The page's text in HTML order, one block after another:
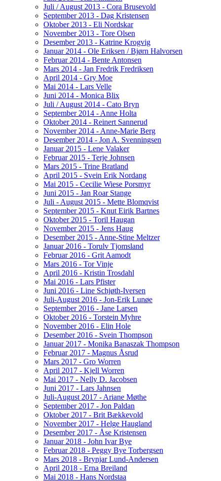
Juli / August 2013 - Cora Brusevold
September 2013 - Dag Kristensen
Oktober 2013 - Eli Nordskar
November 2013 - Tore Olsen
Desember 2013 - Katrine Krogvig
Januar 2014 - Ole Eriksen / Bjørn Halvorsen
Februar 2014 - Bente Antonsen
Mars 2014 - Jan Fredrik Fredriksen
April 2014 - Gry Moe
Mai 2014 - Lars Velle
Juni 2014 - Monica Blix
Juli / August 2014 - Cato Bryn
September 2014 - Anne Holta
Oktober 2014 - Reinert Sannerud
November 2014 - Anne-Marie Berg
Desember 2014 - Jon A. Svenningsen
Januar 2015 - Lene Valaker
Februar 2015 - Terje Johnsen
Mars 2015 - Trine Bratland
April 2015 - Svein Erik Nordang
Mai 2015 - Cecilie Wiese Porsmyr
Juni 2015 - Jan Roar Stange
Juli - August 2015 - Mette Blomqvist
September 2015 - Knut Eirik Bartnes
Oktober 2015 - Toril Haugan
November 2015 - Jens Haug
Desember 2015 - Anne-Stine Meltzer
Januar 2016 - Torulv Tjomsland
Februar 2016 - Grit Aamodt
Mars 2016 - Tor Vinje
April 2016 - Kristin Trosdahl
Mai 2016 - Lars Pfister
Juni 2016 - Line Schjøth-Iversen
Juli-August 2016 - Jon-Erik Lunøe
September 2016 - Jane Larsen
Oktober 2016 - Torstein Myhre
November 2016 - Elin Hole
Desember 2016 - Svein Thompson
Januar 2017 - Monika Banaszak Thompson
Februar 2017 - Magnus Åsrud
Mars 2017 - Gro Worren
April 2017 - Kjell Worren
Mai 2017 - Nelly D. Jacobsen
Juni 2017 - Lars Jahnsen
Juli-August 2017 - Ariane Møthe
September 2017 - Jon Paldan
Oktober 2017 - Brit Bækkevold
November 2017 - Helge Haugland
Desember 2017 - Åse Kristensen
Januar 2018 - John Ivar Bye
Februar 2018 - Peggy Bye Torbergsen
Mars 2018 - Brynjar Lund-Andersen
April 2018 - Erna Breiland
Mai 2018 - Hans Nordstaa